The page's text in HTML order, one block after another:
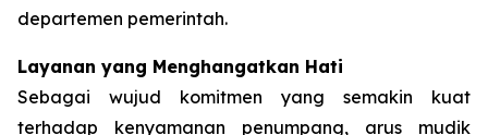
departemen pemerintah.
Layanan yang Menghangatkan Hati
Sebagai wujud komitmen yang semakin kuat
terhadap kenyamanan penumpang, arus mudik